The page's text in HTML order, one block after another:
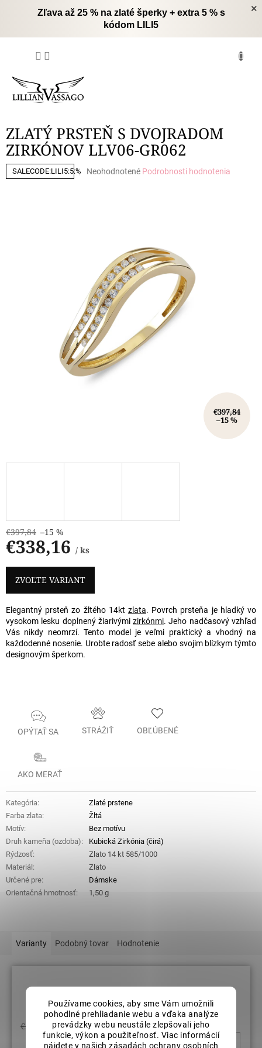
Používame cookies, aby sme Vám umožnili
pohodlné prehliadanie webu a vďaka analýze
prevádzky webu neustále zlepšovali jeho
funkcie, výkon a použiteľnosť. Viac informácií
nájdete v našich zásadách ochrany osobních
×
Zľava až 25 % na zlaté šperky + extra 5 % s
kódom LILI5
ZLATÝ PRSTEŇ S DVOJRADOM
ZIRKÓNOV LLV06-GR062
SALECODE:LILI5:5:%
Priemerné
Neohodnotené Podrobnosti hodnotenia
€397,84
–15 %
€397,84 –15 %
€338,16 / ks
Jednotková
cena:
ZVOĽTE VARIANT
Elegantný prsteň zo žltého 14kt zlata. Povrch prsteňa je hladký vo
vysokom lesku doplnený žiarivýmizirkónmi. Jeho nadčasový vzhľad
Vás nikdy neomrzí. Tento model je veľmi praktický a vhodný na
každodenné nosenie. Urobte radosť sebe alebo svojim blízkym týmto
designovým šperkom.
OPÝTAŤ SA STRÁŽIŤ OBĽÚBENÉ
AKO MERAŤ
Kategória:
Zlaté prstene
Farba zlata:
Žltá
Motív:
Bez motívu
Druh kameňa (ozdoba):
Kubická Zirkónia (čirá)
Rýdzosť:
Zlato 14 kt 585/1000
Materiál :
Zlato
Určené pre:
Dámske
Orientačná hmotnosť: 1,50 g
Varianty Podobný tovar Hodnotenie
€397,84